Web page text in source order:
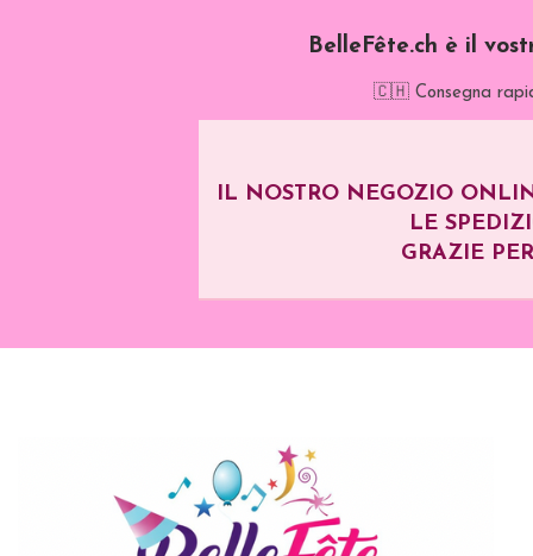
BelleFête.ch è il
🇨🇭 Consegna
IL NOSTRO NEGOZIO
LE
GRAZIE